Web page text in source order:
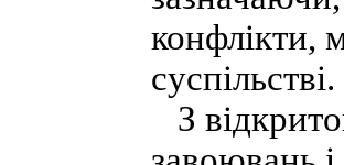
конфлікти,
суспільстві.
З